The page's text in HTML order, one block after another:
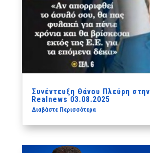
Συνέντευξη Θάνου Πλεύρη στην
Realnews 03.08.2025
Διαβάστε Περισσότερα